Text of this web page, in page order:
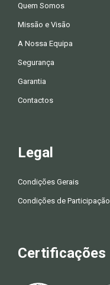
Quem Somos
Missão e Visão
A Nossa Equipa
Segurança
Garantia
Contactos
Legal
Condições Gerais
Condições de Participação
Certificações